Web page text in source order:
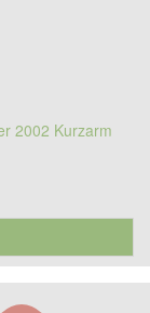
2002 Kurzarm